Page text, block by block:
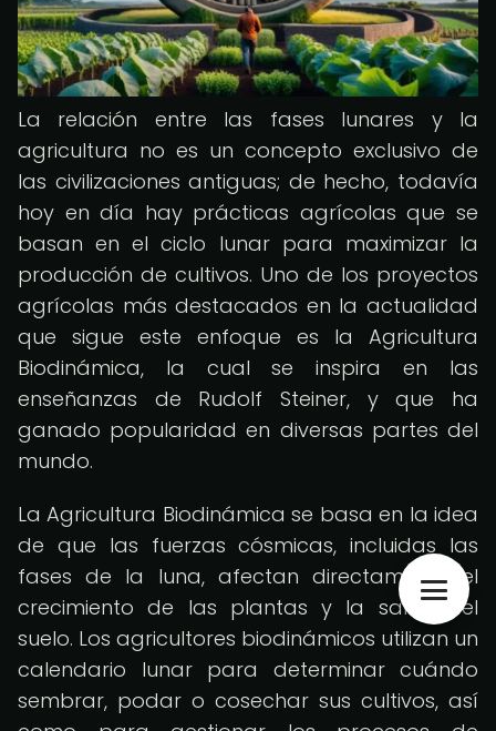
La relación entre las fases lunares y la
agricultura no es un concepto exclusivo de
las civilizaciones antiguas; de hecho, todavía
hoy en día hay prácticas agrícolas que se
basan en el ciclo lunar para maximizar la
producción de cultivos. Uno de los proyectos
agrícolas más destacados en la actualidad
que sigue este enfoque es la Agricultura
Biodinámica, la cual se inspira en las
enseñanzas de Rudolf Steiner, y que ha
ganado popularidad en diversas partes del
mundo.
La Agricultura Biodinámica se basa en la idea
de que las fuerzas cósmicas, incluidas las
fases de la luna, afectan directamente el
crecimiento de las plantas y la salud del
suelo. Los agricultores biodinámicos utilizan un
calendario lunar para determinar cuándo
sembrar, podar o cosechar sus cultivos, así